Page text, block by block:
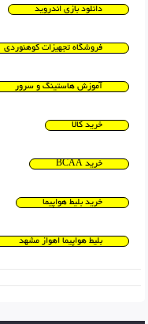
دانلود بازی اندروید
فروشگاه تجهیزات کوهنوردی
آموزش هاستینگ و سرور
خرید کالا
خرید BCAA
خرید بلیط هواپیما
بلیط هواپیما اهواز مشهد